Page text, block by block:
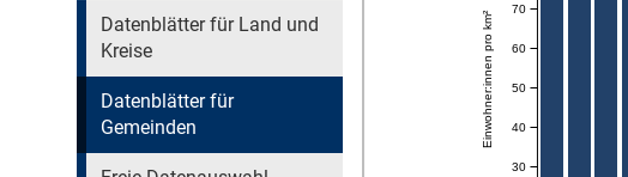
Untermenü überspringen
Datenblätter für Land und
Kreise
Datenblätter für
Gemeinden
Einwohner:innen pro km²
30
40
50
60
70